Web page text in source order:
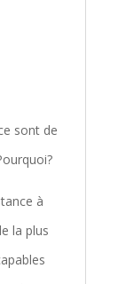
sont de
à
la plus